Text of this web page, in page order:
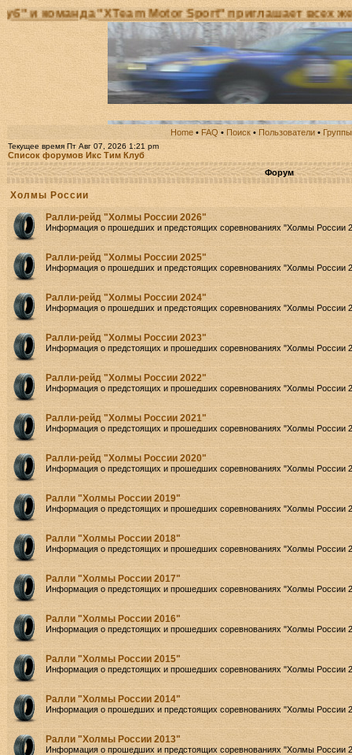
"XTeam Motor Sport" приглашает всех
Home • FAQ • Поиск • Пользователи • Группы
Текущее время Пт Авг 07, 2026 1:21 pm
Список форумов Икс Тим Клуб
Форум
Холмы России
Ралли-рейд "Холмы России 2026"
Информация о прошедших и предстоящих соревнованиях "Холмы России
Ралли-рейд "Холмы России 2025"
Информация о прошедших и предстоящих соревнованиях "Холмы России
Ралли-рейд "Холмы России 2024"
Информация о прошедших и предстоящих соревнованиях "Холмы России
Ралли-рейд "Холмы России 2023"
Информация о предстоящих и прошедших соревнованиях "Холмы России
Ралли-рейд "Холмы России 2022"
Информация о предстоящих и прошедших соревнованиях "Холмы России
Ралли-рейд "Холмы России 2021"
Информация о предстоящих и прошедших соревнованиях "Холмы России
Ралли-рейд "Холмы России 2020"
Информация о предстоящих и прошедших соревнованиях "Холмы России
Ралли "Холмы России 2019"
Информация о предстоящих и прошедших соревнованиях "Холмы России
Ралли "Холмы России 2018"
Информация о предстоящих и прошедших соревнованиях "Холмы России
Ралли "Холмы России 2017"
Информация о предстоящих и прошедших соревнованиях "Холмы России
Ралли "Холмы России 2016"
Информация о предстоящих и прошедших соревнованиях "Холмы России
Ралли "Холмы России 2015"
Информация о предстоящих и прошедших соревнованиях "Холмы России
Ралли "Холмы России 2014"
Информация о прошедших и предстоящих соревнованиях "Холмы России
Ралли "Холмы России 2013"
Информация о прошедших и предстоящих соревнованиях "Холмы России